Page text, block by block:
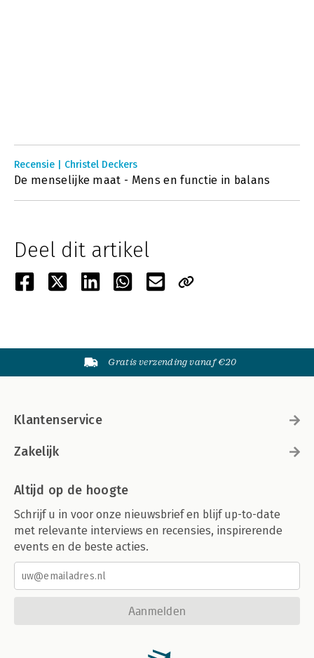
Recensie | Christel Deckers
De menselijke maat - Mens en functie in balans
Deel dit artikel
Gratis verzending vanaf €20
Klantenservice
Zakelijk
Altijd op de hoogte
Schrijf u in voor onze nieuwsbrief en blijf up-to-date
met relevante interviews en recensies, inspirerende
events en de beste acties.
Aanmelden